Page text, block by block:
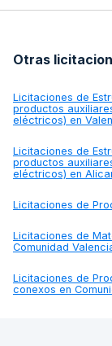
Otras
Licitaciones de
productos
eléctricos) en
Licitaciones de
productos
eléctricos) en
Licitaciones de
Licitaciones de
Comunidad
Licitaciones de
conexos en